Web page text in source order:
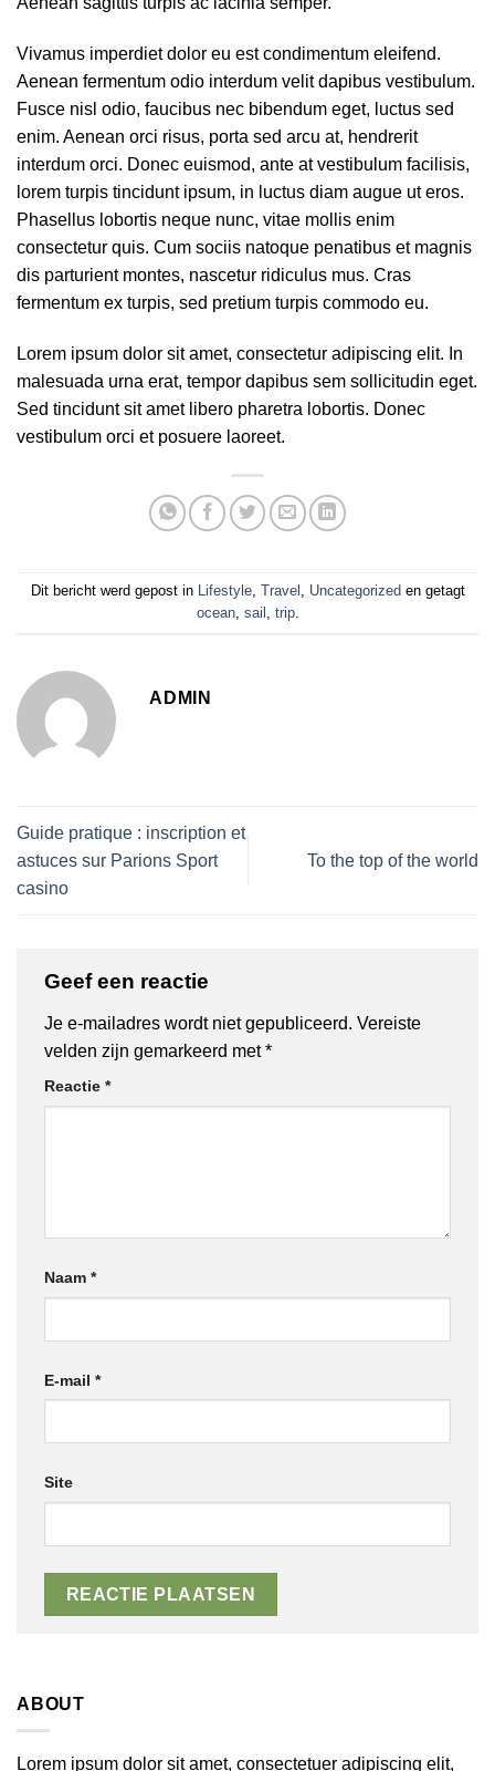
Vivamus imperdiet dolor eu est condimentum eleifend.
Aenean fermentum odio interdum velit dapibus vestibulum.
Fusce nisl odio, faucibus nec bibendum eget, luctus sed
enim. Aenean orci risus, porta sed arcu at, hendrerit
interdum orci. Donec euismod, ante at vestibulum facilisis,
lorem turpis tincidunt ipsum, in luctus diam augue ut eros.
Phasellus lobortis neque nunc, vitae mollis enim
consectetur quis. Cum sociis natoque penatibus et magnis
dis parturient montes, nascetur ridiculus mus. Cras
fermentum ex turpis, sed pretium turpis commodo eu.
Lorem ipsum dolor sit amet, consectetur adipiscing elit. In
malesuada urna erat, tempor dapibus sem sollicitudin eget.
Sed tincidunt sit amet libero pharetra lobortis. Donec
vestibulum orci et posuere laoreet.
Dit bericht werd gepost in Lifestyle, Travel , Uncategorized en getagt
ocean, sail , trip.
ADMIN
Guide pratique : inscription et
astuces sur Parions Sport
casino
To the top of the world
Geef een reactie
Je e-mailadres wordt niet gepubliceerd. Vereiste
velden zijn gemarkeerd met*
Reactie *
Naam *
E-mail *
Site
ABOUT
Lorem ipsum dolor sit amet, consectetuer adipiscing elit,